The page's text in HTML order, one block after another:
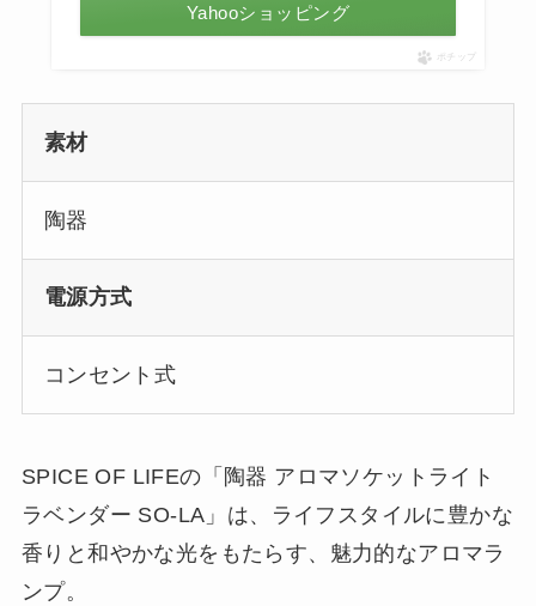
Yahooショッピング
ポチップ
素材
陶器
電源方式
コンセント式
SPICE OF LIFEの「陶器 アロマソケットライト
ラベンダー SO-LA」は、ライフスタイルに豊かな
香りと和やかな光をもたらす、魅力的なアロマラ
ンプ。